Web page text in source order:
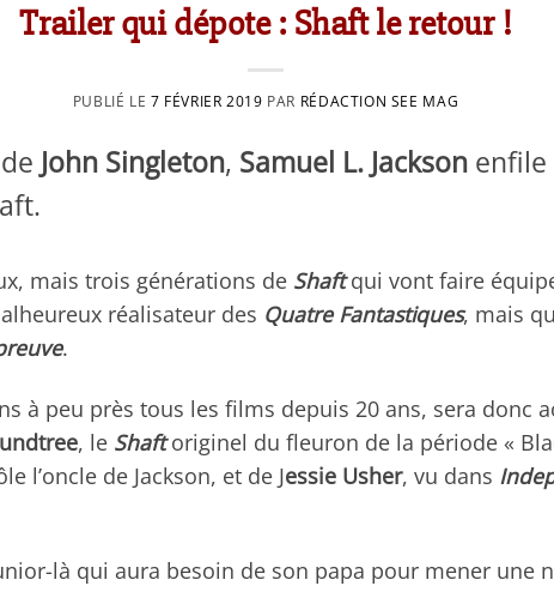
Trailer qui dépote : Shaft le retour !
PUBLIÉ LE 7 FÉVRIER 2019 PAR RÉDACTION SEE MAG
John Singleton, Samuel L. Jackson enfile
mais trois générations de Shaftqui vont faire
réalisateur des Quatre Fantastiques, mais
.
à peu près tous les films depuis 20 ans, sera donc
, le Shaftoriginel du fleuron de la période «
l’oncle de Jackson, et de Jessie Usher, vu dans
là qui aura besoin de son papa pour mener une